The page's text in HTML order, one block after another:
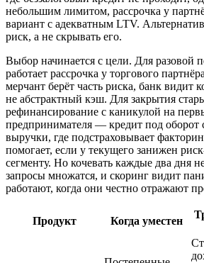
небольшим лимитом, рассрочка у
вариант с адекватным LTV.
риск, а не скрывать его.
Выбор начинается с цели. Для разовой
работает рассрочка у торгового
мерчант берёт часть риска, банк видит
не абстрактный кэш. Для закрытия
рефинансирование с каникулой на
предпринимателя — кредит под оборот
выручки, где подстраховывает
помогает, если у текущего занижен
сегменту. Но кочевать каждые два дня
запросы множатся, и скоринг видит
работают, когда они честно отражают
Продукт Когда уместен